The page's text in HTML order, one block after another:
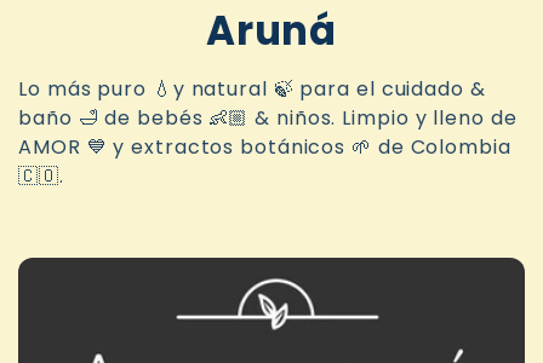
C
o
l
i
Aruná
Lo más puro 💧y natural 🍃 para el cuidado &
baño 🛁 de bebés 👶🏼 & niños. Limpio y lleno de
AMOR 💙 y extractos botánicos 🌱 de Colombia
🇨🇴.